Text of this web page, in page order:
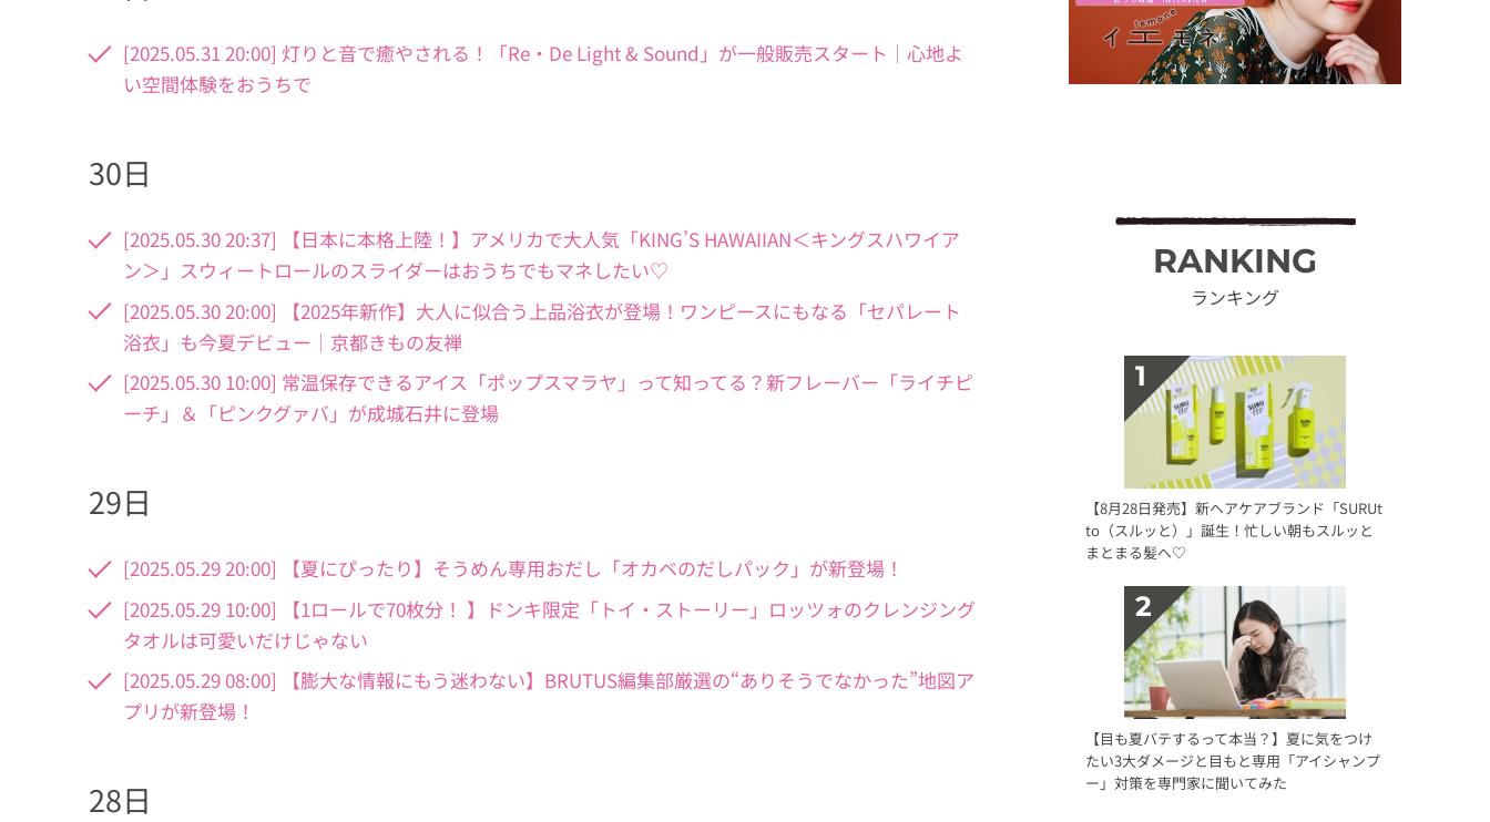
[2025.05.31 20:00] 灯りと音で癒やされる！「Re・De Light & Sound」が一般販売スタート｜心地よ
い空間体験をおうちで
30日
[2025.05.30 20:37] 【日本に本格上陸！】アメリカで大人気「KING’S HAWAIIAN＜キングスハワイア
ン＞」スウィートロールのスライダーはおうちでもマネしたい♡
[2025.05.30 20:00] 【2025年新作】大人に似合う上品浴衣が登場！ワンピースにもなる「セパレート
浴衣」も今夏デビュー｜京都きもの友禅
[2025.05.30 10:00] 常温保存できるアイス「ポップスマラヤ」って知ってる？新フレーバー「ライチピ
ーチ」＆「ピンクグァバ」が成城石井に登場
29日
[2025.05.29 20:00] 【夏にぴったり】そうめん専用おだし「オカベのだしパック」が新登場！
[2025.05.29 10:00] 【1ロールで70枚分！ 】ドンキ限定「トイ・ストーリー」ロッツォのクレンジング
タオルは可愛いだけじゃない
[2025.05.29 08:00] 【膨大な情報にもう迷わない】BRUTUS編集部厳選の“ありそうでなかった”地図ア
プリが新登場！
28日
RANKING
ランキング
【8月28日発売】新ヘアケアブランド「SURUt
to（スルッと）」誕生！忙しい朝もスルッと
まとまる髪へ♡
【目も夏バテするって本当？】夏に気をつけ
たい3大ダメージと目もと専用「アイシャンプ
ー」対策を専門家に聞いてみた